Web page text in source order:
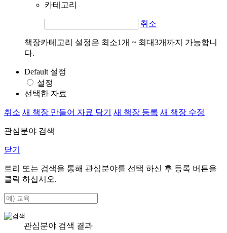
카테고리
취소
책장카테고리 설정은 최소1개 ~ 최대3개까지 가능합니
다.
Default 설정
설정
선택한 자료
취소 새 책장 만들어 자료 담기 새 책장 등록 새 책장 수정
관심분야 검색
닫기
트리 또는 검색을 통해 관심분야를 선택 하신 후 등록 버튼을
클릭 하십시오.
관심분야 검색 결과